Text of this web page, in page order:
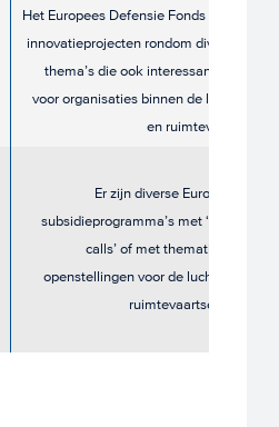
Het Europees Defensie Fonds helpt
innovatieprojecten rondom diverse
thema’s die ook interessant zijn
voor organisaties binnen de lucht-
en ruimtevaart.
Er zijn diverse Europese
subsidieprogramma’s met ‘open
calls’ of met thematische
openstellingen voor de lucht- en
ruimtevaartsector.